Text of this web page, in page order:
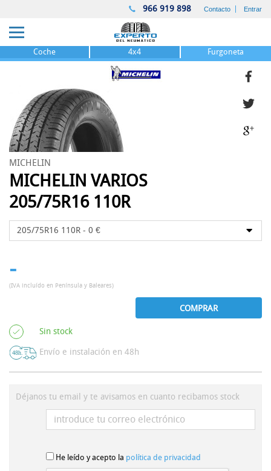
966 919 898 Contacto Entrar
Coche 4x4 Furgoneta
MICHELIN
MICHELIN VARIOS
205/75R16 110R
-
(IVA incluído en Península y Baleares)
COMPRAR
Sin stock
Envío e instalación en 48h
Déjanos tu email y te avisamos en cuanto recibamos stock
He leído y acepto la política de privacidad